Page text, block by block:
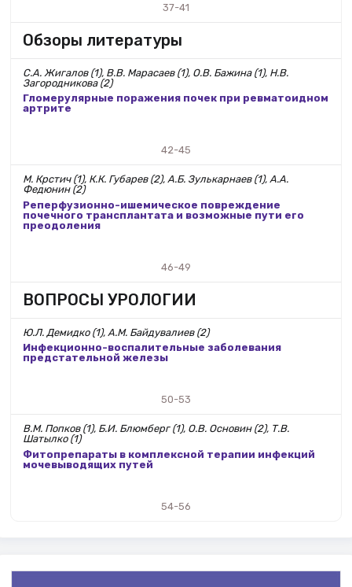
37-41
Обзоры литературы
С.А. Жигалов (1), В.В. Марасаев (1), О.В. Бажина (1), Н.В.
Загородникова (2)
Гломерулярные поражения почек при ревматоидном
артрите
42-45
М. Крстич (1), К.К. Губарев (2), А.Б. Зулькарнаев (1), А.А.
Федюнин (2)
Реперфузионно-ишемическое повреждение
почечного трансплантата и возможные пути его
преодоления
46-49
ВОПРОСЫ УРОЛОГИИ
Ю.Л. Демидко (1), А.М. Байдувалиев (2)
Инфекционно-воспалительные заболевания
предстательной железы
50-53
В.М. Попков (1), Б.И. Блюмберг (1), О.В. Основин (2), Т.В.
Шатылко (1)
Фитопрепараты в комплексной терапии инфекций
мочевыводящих путей
54-56